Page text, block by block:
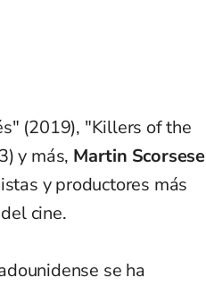
(2019), "Killers of the
y más, Martin Scorsese
y productores más
cine.
se ha